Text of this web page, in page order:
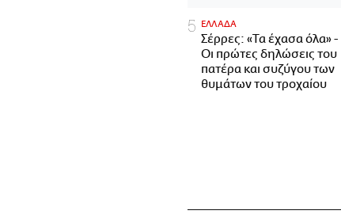
ΕΛΛΑΔΑ
Σέρρες: «Τα έχασα όλα» -
Οι πρώτες δηλώσεις του
πατέρα και συζύγου των
θυμάτων του τροχαίου